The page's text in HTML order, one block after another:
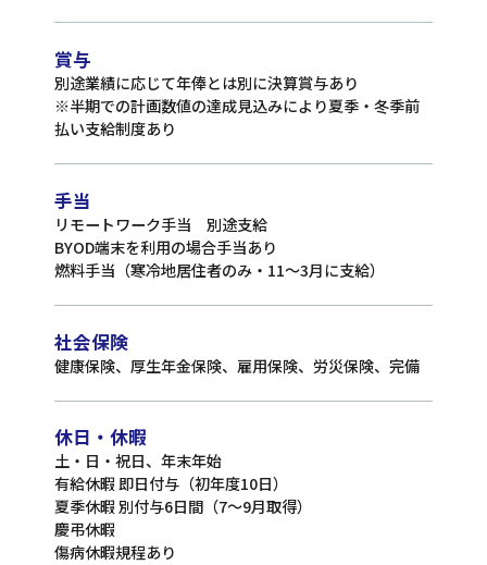
賞与
別途業績に応じて年俸とは別に決算賞与あり
※半期での計画数値の達成見込みにより夏季・冬季前
払い支給制度あり
手当
リモートワーク手当 別途支給
BYOD端末を利用の場合手当あり
燃料手当（寒冷地居住者のみ・11〜3月に支給）
社会保険
健康保険、厚生年金保険、雇用保険、労災保険、完備
休日・休暇
土・日・祝日、年末年始
有給休暇 即日付与（初年度10日）
夏季休暇 別付与6日間（7〜9月取得）
慶弔休暇
傷病休暇規程あり